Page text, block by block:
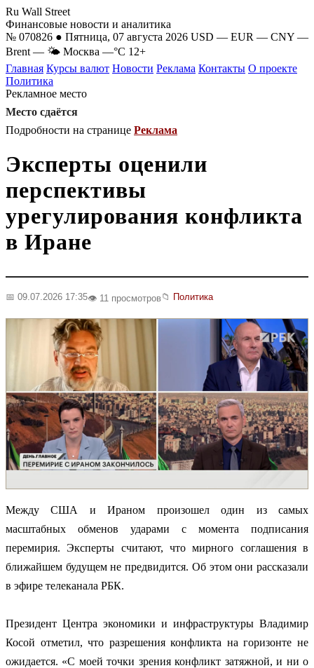
Ru Wall Street
Финансовые новости и аналитика
№ 070826 ● Пятница, 07 августа 2026 USD — EUR — CNY —
Brent — 🌤 Москва —°C 12+
Главная Курсы валют Новости Реклама Контакты О проекте
Политика
Рекламное место
Место сдаётся
Подробности на странице Реклама
Эксперты оценили
перспективы
урегулирования конфликта
в Иране
📅 09.07.2026 17:35👁️ 11 просмотров📁 Политика
Между США и Ираном произошел один из самых
масштабных обменов ударами с момента подписания
перемирия. Эксперты считают, что мирного соглашения в
ближайшем будущем не предвидится. Об этом они рассказали
в эфире телеканала РБК.
Президент Центра экономики и инфраструктуры Владимир
Косой отметил, что разрешения конфликта на горизонте не
ожидается. «С моей точки зрения конфликт затяжной, и ни о